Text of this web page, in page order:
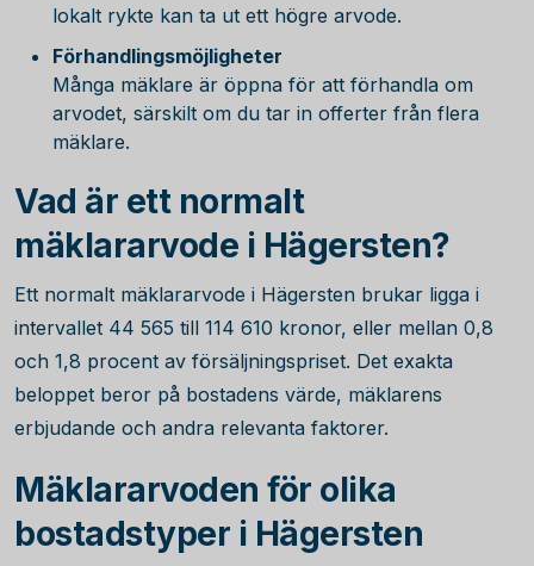
lokalt rykte kan ta ut ett högre arvode.
Förhandlingsmöjligheter
Många mäklare är öppna för att förhandla om
arvodet, särskilt om du tar in offerter från flera
mäklare.
Vad är ett normalt
mäklararvode i Hägersten?
Ett normalt mäklararvode i Hägersten brukar ligga i
intervallet 44 565 till 114 610 kronor, eller mellan 0,8
och 1,8 procent av försäljningspriset. Det exakta
beloppet beror på bostadens värde, mäklarens
erbjudande och andra relevanta faktorer.
Mäklararvoden för olika
bostadstyper i Hägersten